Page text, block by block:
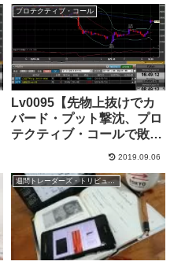
プロテクティブ・コール
Lv0095【先物上抜けでカ
バード・プット撃沈、プロ
テクティブ・コールで敗戦
2019.09.06
週間トレーダーズ・トリビューン